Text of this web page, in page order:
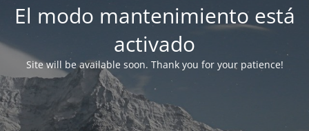
El modo mantenimiento está
activado
Site will be available soon. Thank you for your patience!